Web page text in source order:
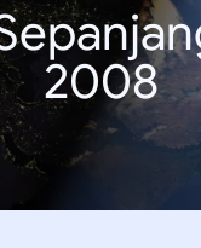
2008